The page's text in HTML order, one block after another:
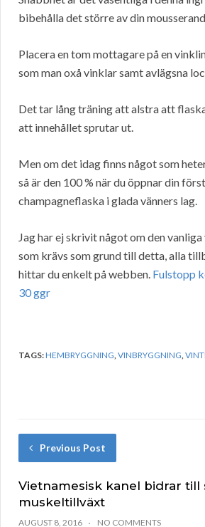
bibehålla det större av din
Placera en tom mottagare på en
som man oxå vinklar samt avlägsna
Det tar lång träning att alstra att
att innehållet sprutar ut.
Men om det idag finns något som
så är den 100 % när du öppnar din
champagneflaska i glada vänners lag.
Jag har ej skrivit något om den
som krävs som grund till detta, alla
hittar du enkelt på webben. Fulstopp
30 ggr
TAGS:HEMBRYGGNING,VINBRYGGNING,
Previous Post
Vietnamesisk kanel bidrar till
muskeltillväxt
AUGUST 8, 2016 NO COMMENTS